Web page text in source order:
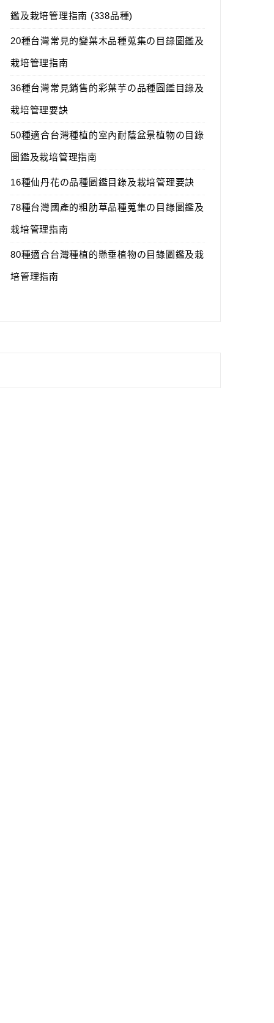
鑑及栽培管理指南 (338品種)
20種台灣常見的變葉木品種蒐集の目錄圖鑑及
栽培管理指南
36種台灣常見銷售的彩葉芋の品種圖鑑目錄及
栽培管理要訣
50種適合台灣種植的室內耐蔭盆景植物の目錄
圖鑑及栽培管理指南
16種仙丹花の品種圖鑑目錄及栽培管理要訣
78種台灣國產的粗肋草品種蒐集の目錄圖鑑及
栽培管理指南
80種適合台灣種植的懸垂植物の目錄圖鑑及栽
培管理指南